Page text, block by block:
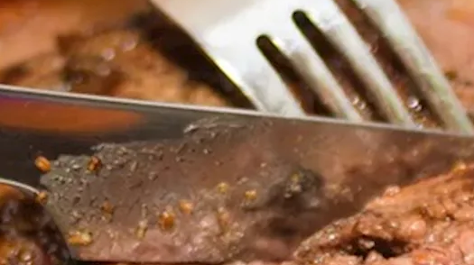
المبارك دون الانتباه للكمية المستهلكة منها، فهل الإفراط فيها مضر